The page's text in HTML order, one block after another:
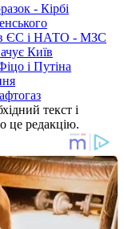
- Кірбі
в ЄС і НАТО - МЗС
Київ
і Путіна
текст і
це редакцію.